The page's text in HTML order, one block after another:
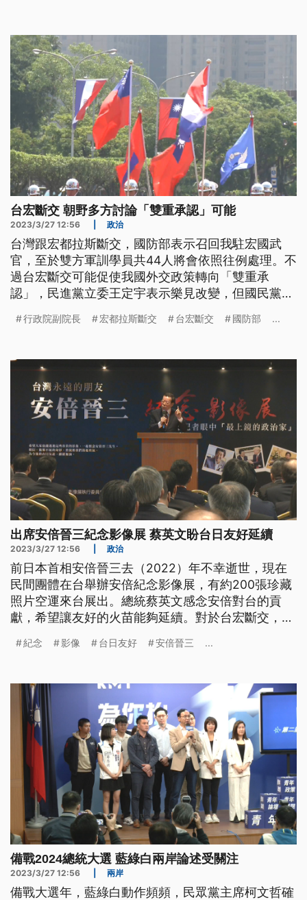
台宏斷交 朝野多方討論「雙重承認」可能
2023/3/27 12:56 政治
台灣跟宏都拉斯斷交，國防部表示召回我駐宏國武
官，至於雙方軍訓學員共44人將會依照往例處理。不
過台宏斷交可能促使我國外交政策轉向「雙重承
認」，民進黨立委王定宇表示樂見改變，但國民黨立
長鄭文燦則強調，會跟理念相同的國際友人一起前
行政院副院長 宏都拉斯斷交 台宏斷交 國防部 ...
出席安倍晉三紀念影像展 蔡英文盼台日友好延續
2023/3/27 12:56 政治
前日本首相安倍晉三去（2022）年不幸逝世，現在
民間團體在台舉辦安倍紀念影像展，有約200張珍藏
照片空運來台展出。總統蔡英文感念安倍對台的貢
獻，希望讓友好的火苗能夠延續。對於台宏斷交，日
是永遠好朋友，力挺台灣。
紀念 影像 台日友好 安倍晉三 ...
備戰2024總統大選 藍綠白兩岸論述受關注
2023/3/27 12:56 兩岸
備戰大選年，藍綠白動作頻頻，民眾黨主席柯文哲確